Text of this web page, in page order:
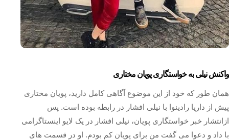
واکنش نیلی به خواستگاری پویان مختاری
همان طور که خود از این موضوع آگاهی کامل دارید، پویان مختاری
پیش از داریا رادینوا با نیلی افشار در رابطه بوده است. پس
ازانتشار خبر خواستگاری پویان، نیلی افشار در یک لایو اینستاگرامی
با داد و دعوا می گفت من برای پویان کم بودم. او در قسمت های